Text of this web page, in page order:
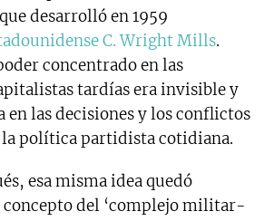
desarrolló en 1959
C. Wright Mills.
concentrado en las
tardías era invisible y
en las decisiones y los conflictos
la política partidista cotidiana.
esa misma idea quedó
concepto del ‘complejo militar-